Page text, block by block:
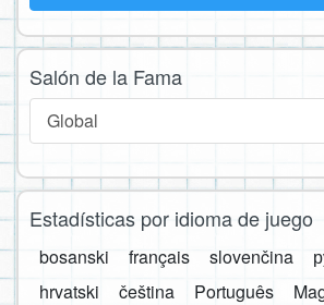
Salón de la Fama
Global
Estadísticas por idioma de juego
bosanski français slovenčina
hrvatski
čeština Português